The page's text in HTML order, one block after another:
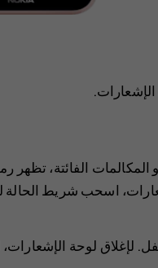
المكالمات الفائتة،
اسحب شريط
لإغلاق لوحة